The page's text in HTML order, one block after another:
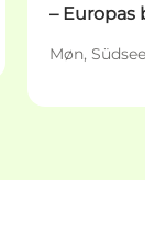
– Europas
Møn,